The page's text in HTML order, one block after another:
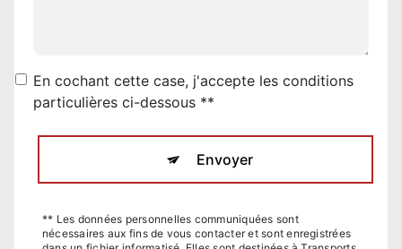
En cochant cette case, j'accepte les conditions
particulières ci-dessous **
Envoyer
** Les données personnelles communiquées sont
nécessaires aux fins de vous contacter et sont enregistrées